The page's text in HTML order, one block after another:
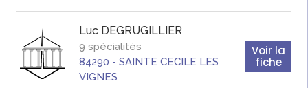
Luc DEGRUGILLIER
9 spécialités
84290 - SAINTE CECILE LES
VIGNES
Voir la
fiche